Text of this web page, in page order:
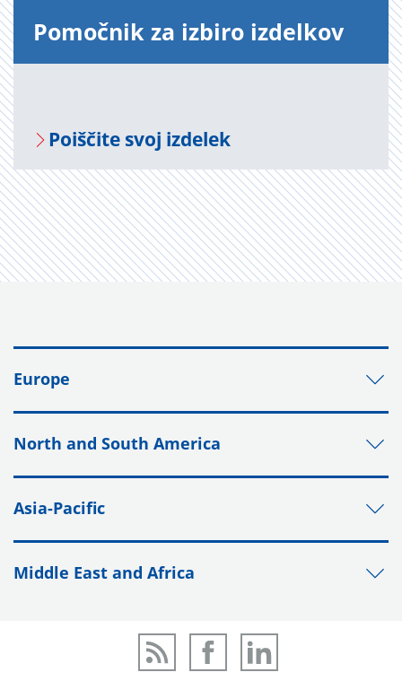
Po­moč­nik za iz­bi­ro iz­del­kov
Po­i­šči­te svoj iz­de­lek
Europe
North and South America
Asia-Pacific
Middle East and Africa